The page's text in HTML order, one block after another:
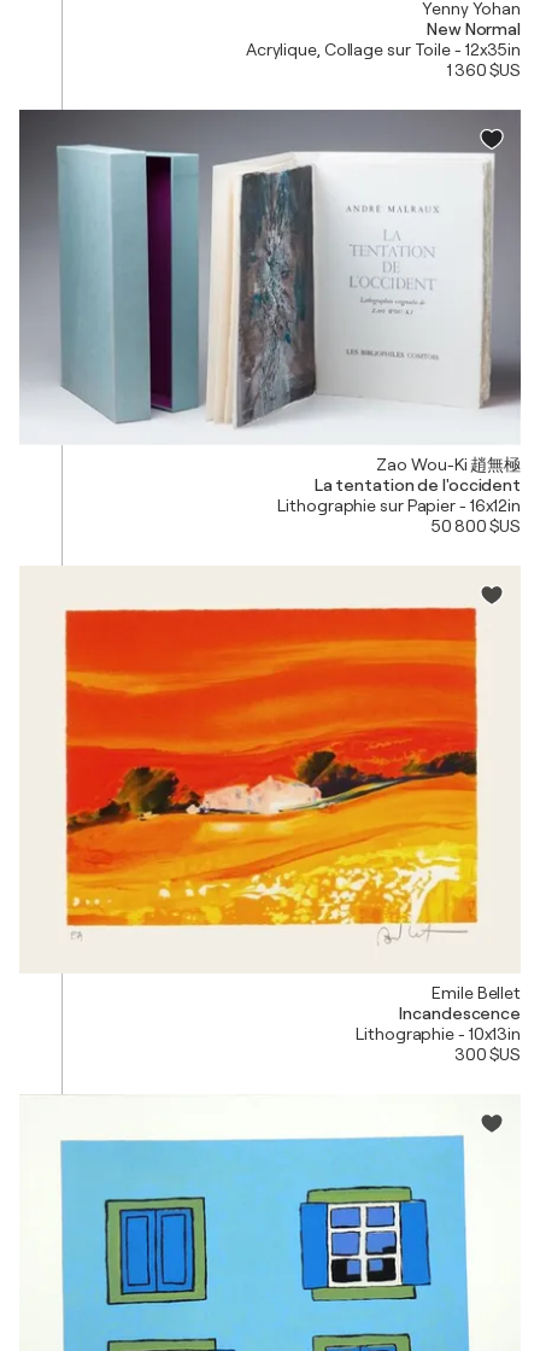
Yenny Yohan
New Normal
Acrylique, Collage sur Toile - 12x35in
1 360 $US
Zao Wou-Ki 趙無極
La tentation de l'occident
Lithographie sur Papier - 16x12in
50 800 $US
Emile Bellet
Incandescence
Lithographie - 10x13in
300 $US